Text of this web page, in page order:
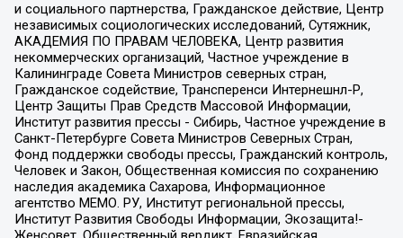
и социального партнерства, Гражданское действие, Центр
независимых социологических исследований, Сутяжник,
АКАДЕМИЯ ПО ПРАВАМ ЧЕЛОВЕКА, Центр развития
некоммерческих организаций, Частное учреждение в
Калининграде Совета Министров северных стран,
Гражданское содействие, Трансперенси Интернешнл-Р,
Центр Защиты Прав Средств Массовой Информации,
Институт развития прессы - Сибирь, Частное учреждение в
Санкт-Петербурге Совета Министров Северных Стран,
Фонд поддержки свободы прессы, Гражданский контроль,
Человек и Закон, Общественная комиссия по сохранению
наследия академика Сахарова, Информационное
агентство МЕМО. РУ, Институт региональной прессы,
Институт Развития Свободы Информации, Экозащита!-